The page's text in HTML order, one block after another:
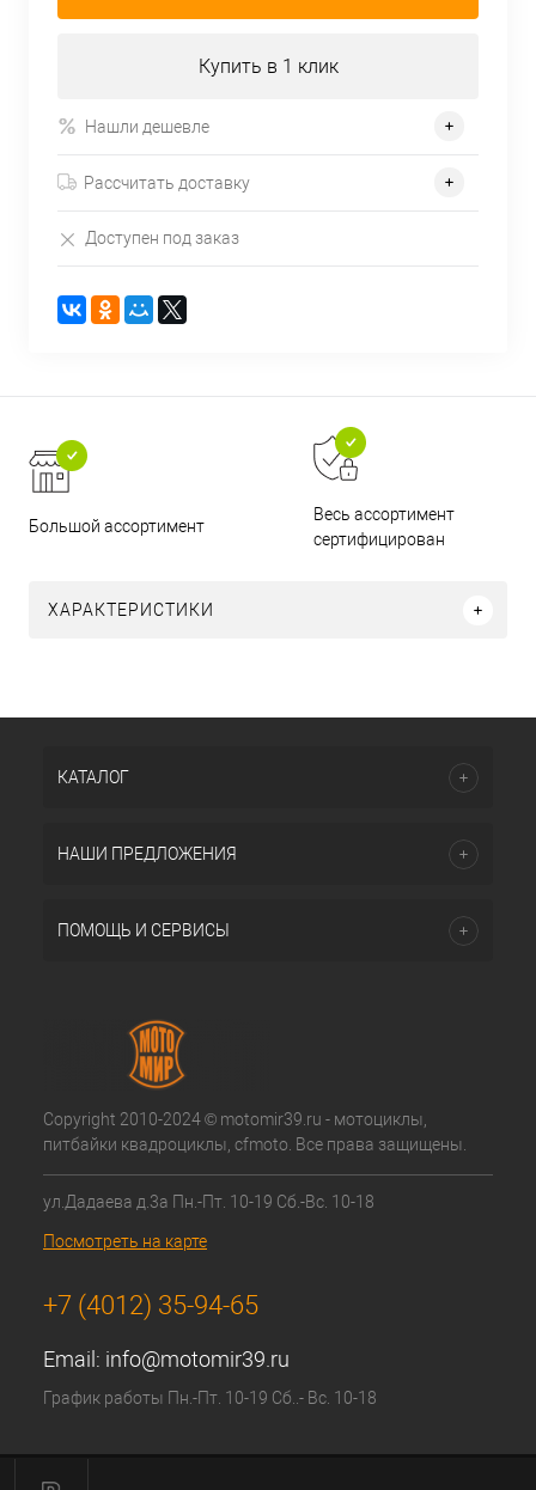
Купить в 1 клик
Нашли дешевле
Рассчитать доставку
Доступен под заказ
Большой ассортимент
Весь ассортимент
сертифицирован
ХАРАКТЕРИСТИКИ
КАТАЛОГ
НАШИ ПРЕДЛОЖЕНИЯ
ПОМОЩЬ И СЕРВИСЫ
Copyright 2010-2024 © motomir39.ru - мотоциклы,
питбайки квадроциклы, cfmoto. Все права защищены.
ул.Дадаева д.3а Пн.-Пт. 10-19 Сб.-Вс. 10-18
Посмотреть на карте
+7 (4012) 35-94-65
Email: info@motomir39.ru
График работы Пн.-Пт. 10-19 Сб..- Вс. 10-18